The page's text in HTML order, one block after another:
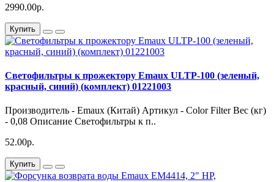
2990.00р.
Купить
Светофильтры к прожектору Emaux ULTP-100 (зеленый,
красный, синий) (комплект) 01221003
Производитель - Emaux (Китай) Артикул - Color Filter Вес (кг)
- 0,08 Описание Светофильтры к п..
52.00р.
Купить